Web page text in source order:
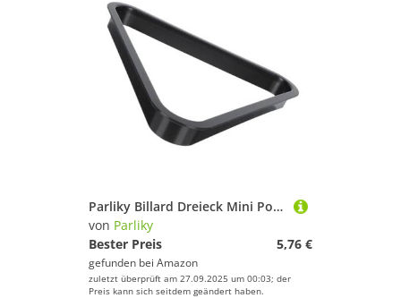
Parliky Billard Dreieck Mini Pool Dreieck Organizer aus Leichtem Kunststoff Stabiles Snooker Fixing Rack für Standard billardkugeln Praktisches Pool Tisch Zubehör für Heim Turnierspiele
von Parliky
Bester Preis
5,76 €
gefunden bei Amazon
zuletzt überprüft am 27.09.2025 um 00:03; der
Preis kann sich seitdem geändert haben.